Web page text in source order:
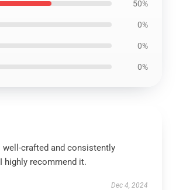
50%
0%
0%
0%
crafted and consistently
highly recommend it.
Dec 4, 2024